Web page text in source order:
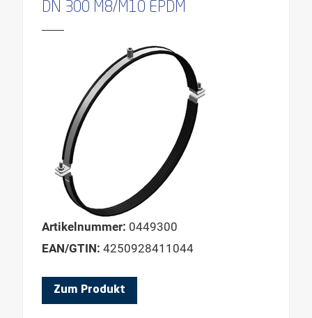
DN 300 M8/M10 EPDM
Artikelnummer: 0449300
EAN/GTIN: 4250928411044
Zum Produkt